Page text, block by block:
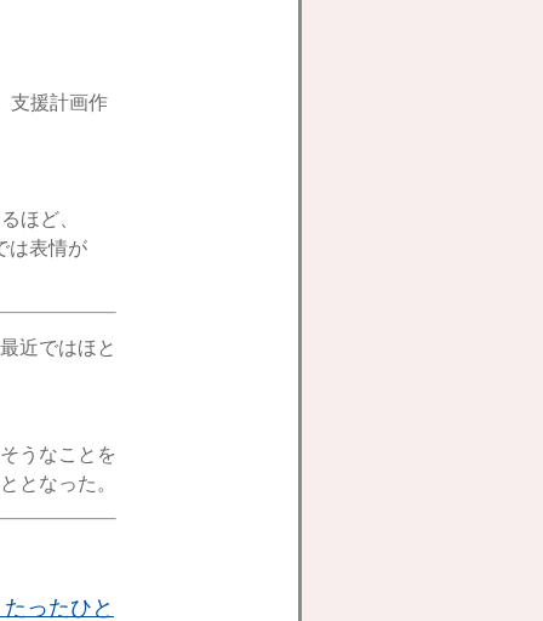
支援計画作
ほど、
は表情が
近ではほと
うなことを
となった。
ったひと